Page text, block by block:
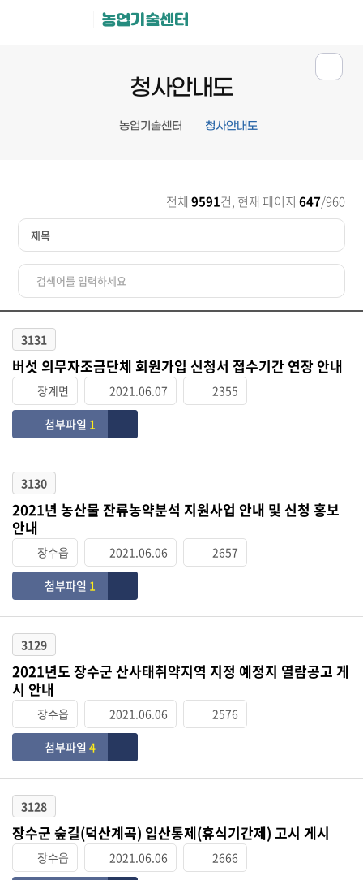
농업기술센터
청사안내도
농업기술센터 청사안내도
전체 9591건, 현재 페이지 647/960
3131
버섯 의무자조금단체 회원가입 신청서 접수기간 연장 안내
장계면 2021.06.07 2355
첨부파일 1
3130
2021년 농산물 잔류농약분석 지원사업 안내 및 신청 홍보
안내
장수읍 2021.06.06 2657
첨부파일 1
3129
2021년도 장수군 산사태취약지역 지정 예정지 열람공고 게
시 안내
장수읍 2021.06.06 2576
첨부파일 4
3128
장수군 숲길(덕산계곡) 입산통제(휴식기간제) 고시 게시
장수읍 2021.06.06 2666